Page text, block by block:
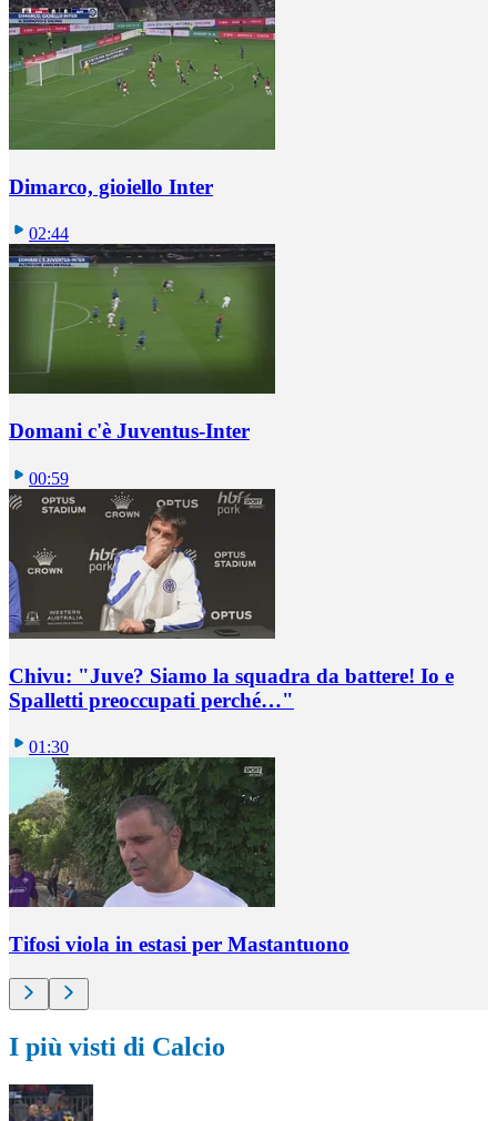
Dimarco, gioiello Inter
02:44
Domani c'è Juventus-Inter
00:59
Chivu: "Juve? Siamo la squadra da battere! Io e
Spalletti preoccupati perché…"
01:30
Tifosi viola in estasi per Mastantuono
I più visti di Calcio